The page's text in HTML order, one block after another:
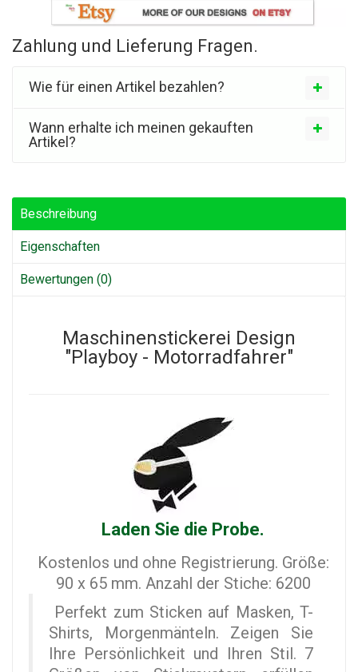
Zahlung und Lieferung Fragen.
Wie für einen Artikel bezahlen?
Wann erhalte ich meinen gekauften
Artikel?
Beschreibung
Eigenschaften
Bewertungen (0)
Maschinenstickerei Design
"Playboy - Motorradfahrer"
Laden Sie die Probe.
Kostenlos und ohne Registrierung. Größe:
90 x 65 mm. Anzahl der Stiche: 6200
Perfekt zum Sticken auf Masken, T-
Shirts, Morgenmänteln. Zeigen Sie
Ihre Persönlichkeit und Ihren Stil. 7